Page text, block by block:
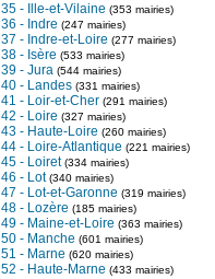
35 - Ille-et-Vilaine (353 mairies)
36 - Indre (247 mairies)
37 - Indre-et-Loire (277 mairies)
38 - Isère (533 mairies)
39 - Jura (544 mairies)
40 - Landes (331 mairies)
41 - Loir-et-Cher (291 mairies)
42 - Loire (327 mairies)
43 - Haute-Loire (260 mairies)
44 - Loire-Atlantique (221 mairies)
45 - Loiret (334 mairies)
46 - Lot (340 mairies)
47 - Lot-et-Garonne (319 mairies)
48 - Lozère (185 mairies)
49 - Maine-et-Loire (363 mairies)
50 - Manche (601 mairies)
51 - Marne (620 mairies)
52 - Haute-Marne (433 mairies)